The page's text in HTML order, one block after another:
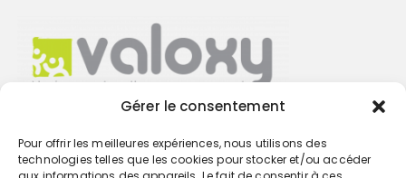
Gérer le consentement
Pour offrir les meilleures expériences, nous utilisons des
technologies telles que les cookies pour stocker et/ou accéder
Trouvez votre cabinet